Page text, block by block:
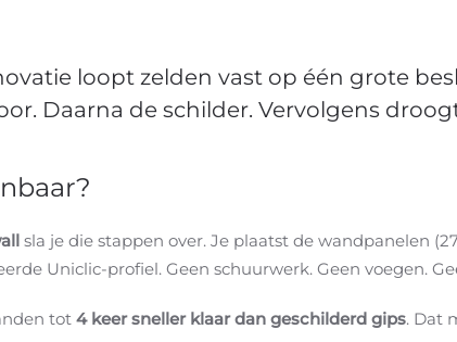
loopt zelden vast op één grote
Daarna de schilder. Vervolgens
sla je die stappen over. Je plaatst de wandpanelen
Uniclic-profiel. Geen schuurwerk. Geen voegen.
tot 4 keer sneller klaar dan geschilderd gips. Dat